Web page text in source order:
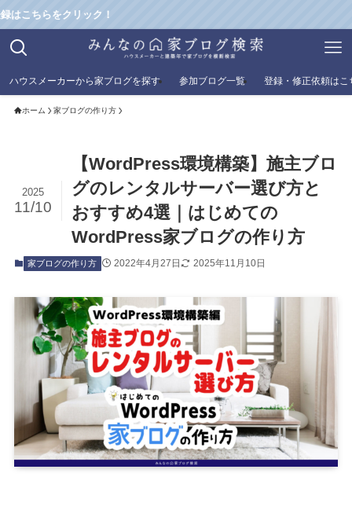
クリック！
ハウスメーカーから家ブログを探す 参加ブログ一覧 登録・修正依頼はこ
ホーム 家ブログの作り方
【WordPress環境構築】施主ブロ
グのレンタルサーバー選び方と
おすすめ4選｜はじめての
WordPress家ブログの作り方
2025
11/10
家ブログの作り方 2022年4月27日 2025年11月10日